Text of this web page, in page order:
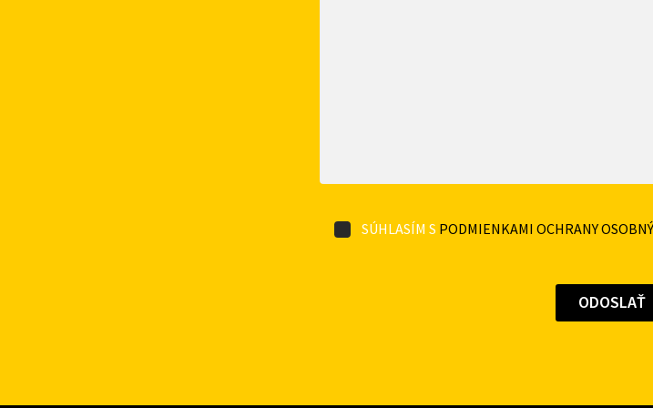
SÚHLASÍM S PODMIENKAMI OCHRANY